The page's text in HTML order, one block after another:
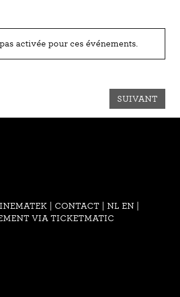
activée pour ces événements.
SUIVANT
| CONTACT| NL EN
VIA TICKETMATIC